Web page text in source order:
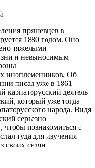
пряшевцев в
1880 годом. Оно
тяжелыми
и невыносимым
иноплеменников. Об
писал уже в 1861
карпаторусский деятель
который уже тогда
народа. Видя
серьезно
чтобы познакомиться с
туда для изучения
своих селян.